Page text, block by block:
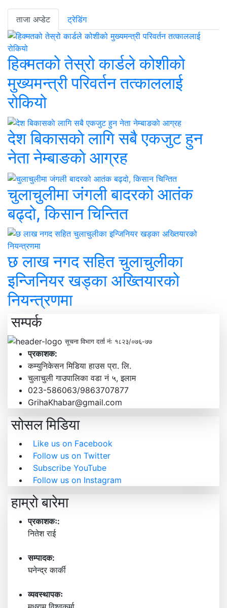
ताजा अप्डेट ट्रेडिंग
हिक्मतको तेस्रो कार्डले कोशीको
मुख्यमन्त्री परिवर्तन तत्काललाई
रोकियो
देश बिकासकाे लागि सबै एकजुट हुन
नेता नेम्बाङकाे आग्रह
चुलाचुलीमा जंगली बादरको आतंक
बढ्दो, किसान चिन्तित
छ लाख नगद सहित चुलाचुलीका
इन्जिनियर खड्का अख्तियारको
नियन्त्रणमा
सम्पर्क
सूचना विभाग दर्ता नंः १८२३/०७६-७७
प्रकाशक:
कम्युनिकेसन मिडिया हाउस प्रा. लि.
चुलाचुली गाउपालिका वडा नं ५, इलाम
023-586063/9863707877
GrihaKhabar@gmail.com
सोसल मिडिया
Like us on Facebook
Follow us on Twitter
Subscribe YouTube
Follow us on Instagram
हाम्रो बारेमा
प्रकाशकः:
नितेश राई
सम्पादक:
घनेन्द्र कार्की
व्यवस्थापकः